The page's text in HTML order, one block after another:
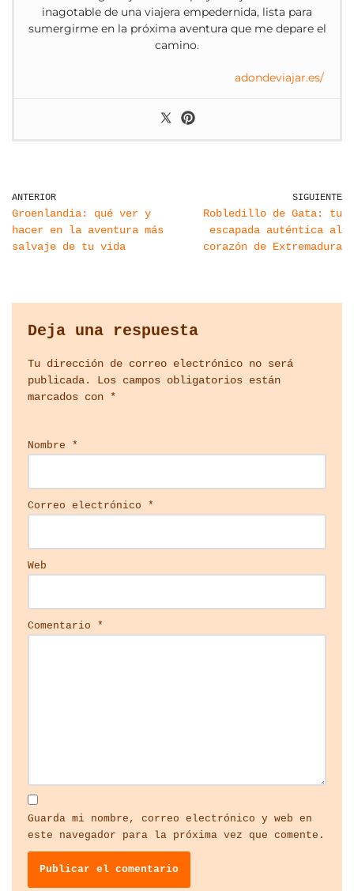
inagotable de una viajera empedernida, lista para
sumergirme en la próxima aventura que me depare el
camino.
adondeviajar.es/
ANTERIOR
Groenlandia: qué ver y
hacer en la aventura más
salvaje de tu vida
SIGUIENTE
Robledillo de Gata: tu
escapada auténtica al
corazón de Extremadura
Deja una respuesta
Tu dirección de correo electrónico no será
publicada.
Los campos obligatorios están
marcados con *
Nombre *
Correo electrónico *
Web
Comentario *
Guarda mi nombre, correo electrónico y web en
este navegador para la próxima vez que comente.